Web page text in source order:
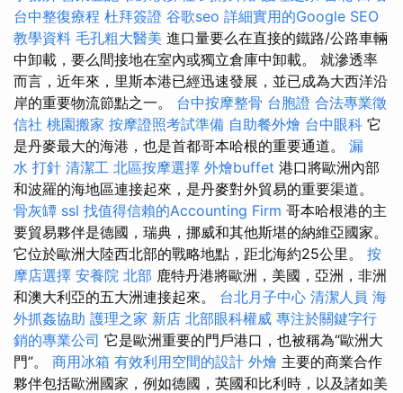
台中整復療程 杜拜簽證 谷歌seo 詳細實用的Google SEO
教學資料 毛孔粗大醫美 進口量要么在直接的鐵路/公路車輛
中卸載，要么間接地在室內或獨立倉庫中卸載。 就滲透率
而言，近年來，里斯本港已經迅速發展，並已成為大西洋沿
岸的重要物流節點之一。 台中按摩整骨 台胞證 合法專業徵
信社 桃園搬家 按摩證照考試準備 自助餐外燴 台中眼科 它
是丹麥最大的海港，也是首都哥本哈根的重要通道。 漏
水 打針 清潔工 北區按摩選擇 外燴buffet 港口將歐洲內部
和波羅的海地區連接起來，是丹麥對外貿易的重要渠道。
骨灰罈 ssl 找值得信賴的Accounting Firm 哥本哈根港的主
要貿易夥伴是德國，瑞典，挪威和其他斯堪的納維亞國家。
它位於歐洲大陸西北部的戰略地點，距北海約25公里。 按
摩店選擇 安養院 北部 鹿特丹港將歐洲，美國，亞洲，非洲
和澳大利亞的五大洲連接起來。 台北月子中心 清潔人員 海
外抓姦協助 護理之家 新店 北部眼科權威 專注於關鍵字行
銷的專業公司 它是歐洲重要的門戶港口，也被稱為“歐洲大
門”。 商用冰箱 有效利用空間的設計 外燴 主要的商業合作
夥伴包括歐洲國家，例如德國，英國和比利時，以及諸如美